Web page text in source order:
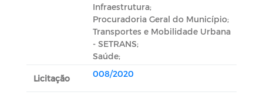
Infraestrutura;
Procuradoria Geral do Município;
Transportes e Mobilidade Urbana
- SETRANS;
Saúde;
Licitação 008/2020